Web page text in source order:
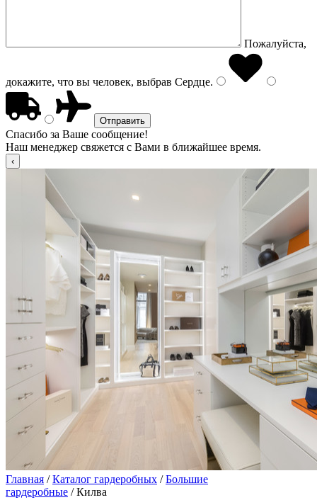
Пожалуйста,
докажите, что вы человек, выбрав Сердце.
Спасибо за Ваше сообщение!
Наш менеджер свяжется с Вами в ближайшее время.
Главная /Каталог гардеробных /Большие
гардеробные / Килва